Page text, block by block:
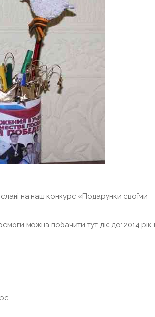
на наш конкурс «Подарунки своїми
можна побачити тут діє до: 2014 рік і